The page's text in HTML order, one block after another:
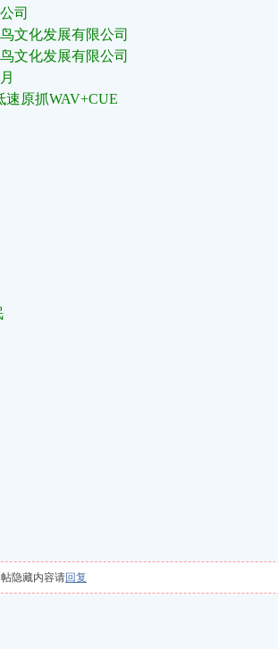
司
文化发展有限公司
文化发展有限公司
原抓WAV+CUE
隐藏内容请回复